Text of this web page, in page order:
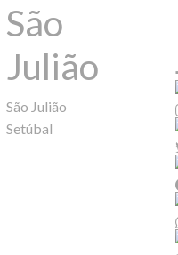
São
Julião
São Julião
Setúbal